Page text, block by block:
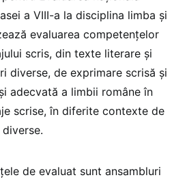
a VIII-a la disciplina limba și
evaluarea competențelor
scris, din texte literare și
diverse, de exprimare scrisă și
adecvată a limbii române în
scrise, în diferite contexte de
de evaluat sunt ansambluri